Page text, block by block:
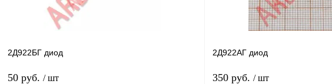
2Д922БГ диод
50 руб. / шт
2Д922АГ диод
350 руб. / шт